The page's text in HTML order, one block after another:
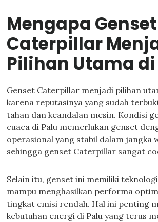
Mengapa Genset
Caterpillar
Pilihan Utama di
Genset Caterpillar menjadi pilihan
karena reputasinya yang sudah
tahan dan keandalan mesin. Kondisi
cuaca di Palu memerlukan genset
operasional yang stabil dalam jangka
sehingga genset Caterpillar sangat
Selain itu, genset ini memiliki
mampu menghasilkan performa
tingkat emisi rendah. Hal ini penting
kebutuhan energi di Palu yang terus